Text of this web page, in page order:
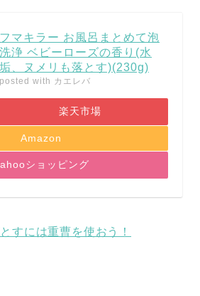
フマキラー お風呂まとめて泡
洗浄 ベビーローズの香り(水
垢、ヌメリも落とす)(230g)
posted with カエレバ
楽天市場
Amazon
ショッピング
すには重曹を使おう！